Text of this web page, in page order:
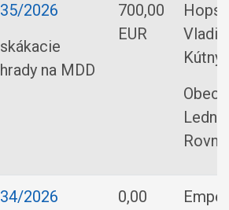
35/2026
skákacie
hrady na MDD
700,00
EUR
Kútny
Obec
Rovne
34/2026
0,00